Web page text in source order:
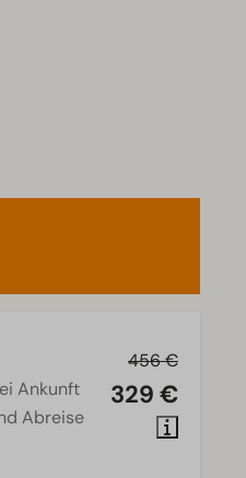
456 €
329 €
Ankunft
Abreise